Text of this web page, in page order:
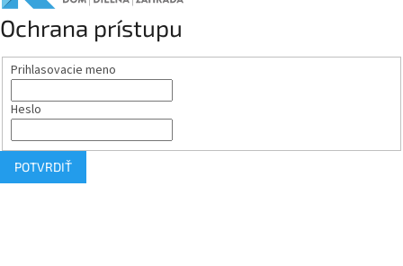
Ochrana prístupu
Prihlasovacie meno
Heslo
POTVRDIŤ